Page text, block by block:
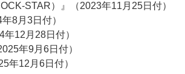
STAR）』（2023年11月25日付）
8月3日付）
年12月28日付）
年9月6日付）
年12月6日付）